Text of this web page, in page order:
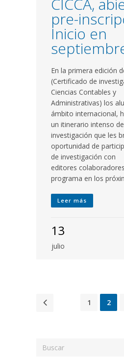
pre-
Inicio en
En la primera edición
(Certificado de
Ciencias Contables y
Administrativas) los
ámbito internacional,
un itinerario intenso
investigación que les
oportunidad de
de investigación con
editores
programa en los
Leer más
13
julio
1 2